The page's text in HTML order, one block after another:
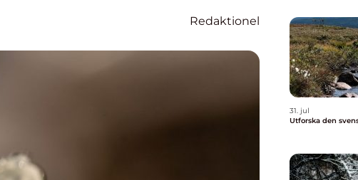
Redaktionel
31. jul
Utforska den